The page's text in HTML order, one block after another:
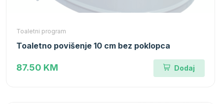
Toaletni program
Toaletno povišenje 10 cm bez poklopca
87.50 KM Dodaj